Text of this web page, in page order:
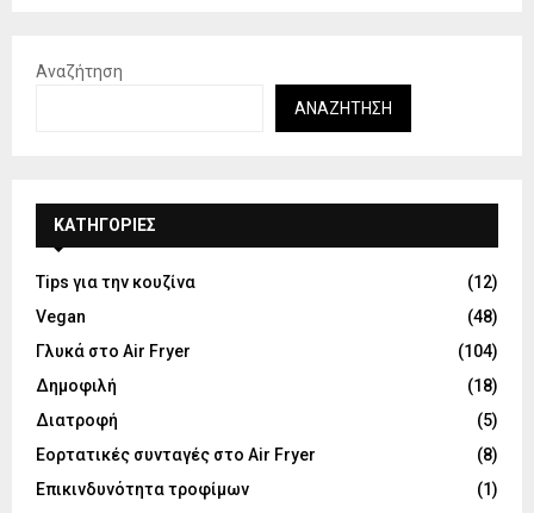
Αναζήτηση
ΑΝΑΖΉΤΗΣΗ
KΑΤΗΓΟΡΊΕΣ
Tips για την κουζίνα
(12)
Vegan
(48)
Γλυκά στο Air Fryer
(104)
Δημοφιλή
(18)
Διατροφή
(5)
Εορτατικές συνταγές στο Air Fryer
(8)
Επικινδυνότητα τροφίμων
(1)